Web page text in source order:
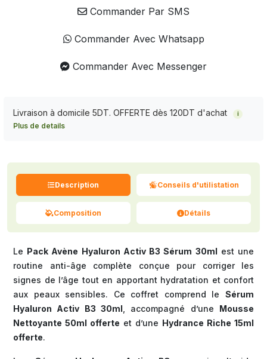
Commander Par SMS
Commander Avec Whatsapp
Commander Avec Messenger
Livraison à domicile 5DT. OFFERTE dès 120DT d'achat i
Plus de details
Description Conseils d'utilistation
Composition Détails
Le Pack Avène Hyaluron Activ B3 Sérum 30ml est une
routine anti-âge complète conçue pour corriger les
signes de l’âge tout en apportant hydratation et confort
aux peaux sensibles. Ce coffret comprend le Sérum
Hyaluron Activ B3 30ml , accompagné d’une Mousse
Nettoyante 50ml offerte et d’une Hydrance Riche 15ml
offerte.